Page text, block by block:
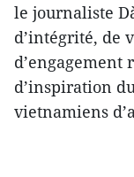
le journaliste
d’intégrité, de
d’inspiration
vietnamiens